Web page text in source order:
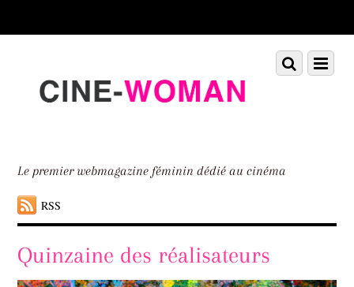
down
Le premier webmagazine féminin dédié au cinéma
RSS
Menu
Scroll
down
Quinzaine des réalisateurs